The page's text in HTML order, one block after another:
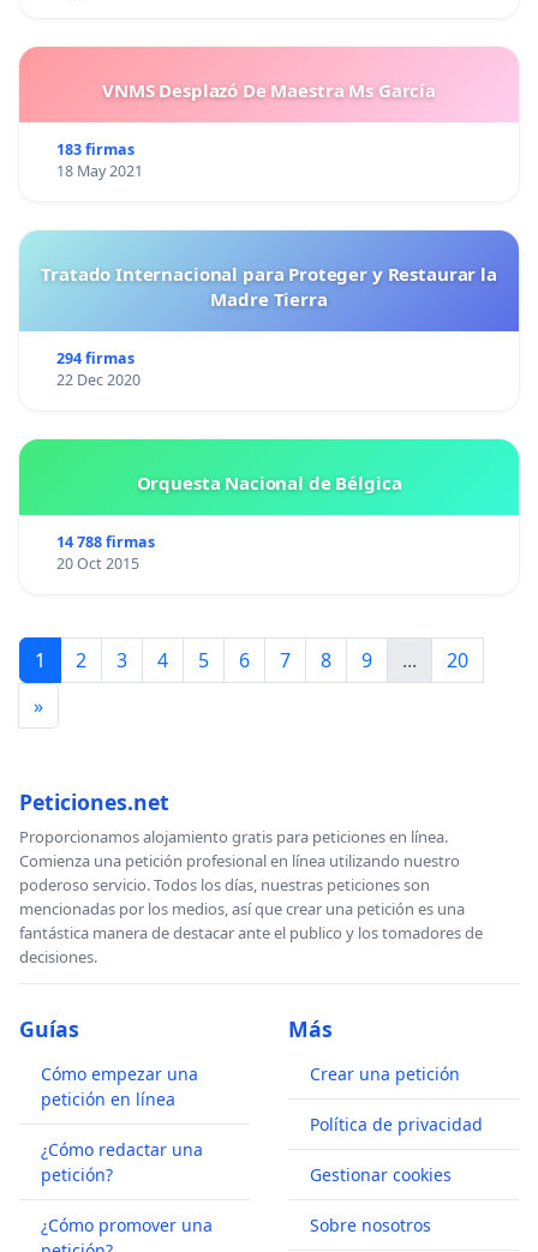
VNMS Desplazó De Maestra Ms García
183 firmas
18 May 2021
Tratado Internacional para Proteger y Restaurar la
Madre Tierra
294 firmas
22 Dec 2020
Orquesta Nacional de Bélgica
14 788 firmas
20 Oct 2015
1 2 3 4 5 6 7 8 9 ...
20
»
Peticiones.net
Proporcionamos alojamiento gratis para peticiones en línea.
Comienza una petición profesional en línea utilizando nuestro
poderoso servicio. Todos los días, nuestras peticiones son
mencionadas por los medios, así que crear una petición es una
fantástica manera de destacar ante el publico y los tomadores de
decisiones.
Guías
Cómo empezar una
petición en línea
¿Cómo redactar una
petición?
¿Cómo promover una
Más
Crear una petición
Política de privacidad
Gestionar cookies
Sobre nosotros